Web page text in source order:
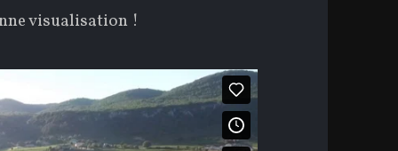
visualisation !